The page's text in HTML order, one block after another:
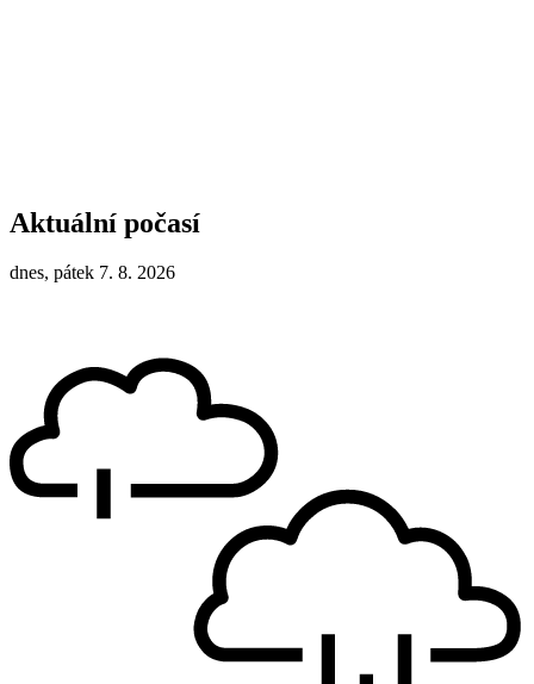
Aktuální počasí
dnes, pátek 7. 8. 2026